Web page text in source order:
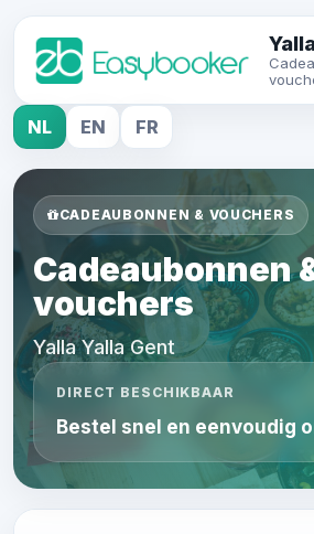
NL EN FR
CADEAUBONNEN & VOUCHERS
Cadeaubonnen
vouchers
Yalla Yalla Gent
DIRECT BESCHIKBAAR
Bestel snel en eenvoudig